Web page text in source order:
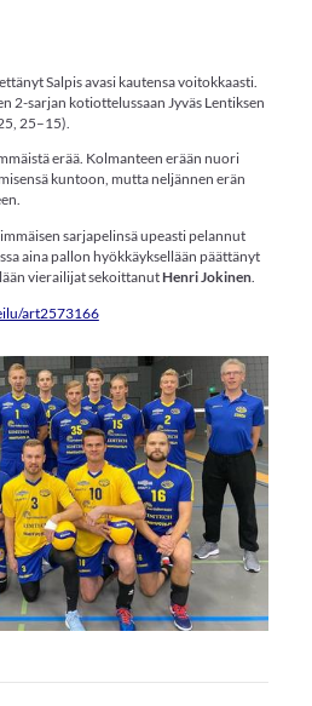
Salpis avasi kautensa voitokkaasti.
2-sarjan kotiottelussaan Jyväs Lentiksen
25–15).
erää. Kolmanteen erään nuori
kuntoon, mutta neljännen erän
sarjapelinsä upeasti pelannut
aina pallon hyökkäyksellään päättänyt
vierailijat sekoittanutHenri Jokinen.
art2573166